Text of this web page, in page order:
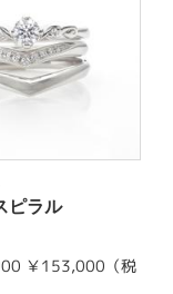
ピラル
￥153,000（税